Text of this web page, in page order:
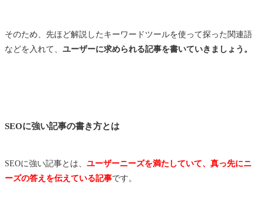
そのため、先ほど解説したキーワードツールを使って探った関連語
などを入れて、 ユーザーに求められる記事を書いていきましょう。
SEOに強い記事の書き方とは
SEOに強い記事とは、 ユーザーニーズを満たしていて、真っ先にニ
ーズの答えを伝えている記事です。